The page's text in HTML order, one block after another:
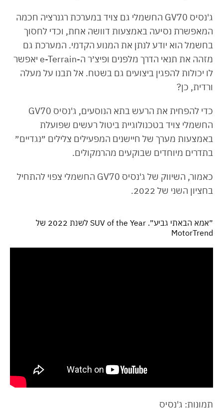
ג'נסיס GV70 החשמלי גם צויד במערכת רגנרציה חכמה
המאפשרת נסיעה באמצעות דוושה אחת, וכדי לחסוך
בחשמל הוא יודע לנתן את המנוע הקדמי. המערכת גם
מזהה את תנאי הדרך מלפנים ופיצ׳ר ה-e-Terrain יאפשר
לו יכולות להפגין ביצועים גם בשטח. אל תבנו על מעלה
ורדית, כן?
כדי להפחית את הרעש בתא הנוסעים, ג'נסיס GV70
החשמלי צויד בטכנולוגיית ביטול רעשים שפועלת
באמצעות מערך של חיישנים המפעילים צלילים ״נגדיים״
בתדרים מיוחדים שבוקעים מהרמקולים.
כאמור, השיווק של ג'נסיס GV70 החשמלי צפוי להתחיל
בחציון השני של 2022.
״אמא הבאתי גביע״. SUV of the Year לשנת 2022 של
MotorTrend
תמונות: ג'נסיס